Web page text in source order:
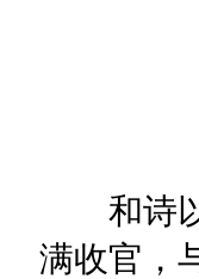
和诗以
满收官，